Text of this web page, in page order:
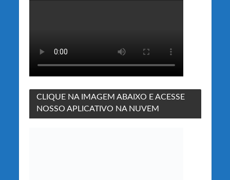
CLIQUE NA IMAGEM ABAIXO E ACESSE
NOSSO APLICATIVO NA NUVEM